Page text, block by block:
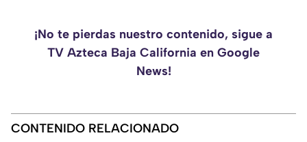
¡No te pierdas nuestro contenido, sigue a
TV Azteca Baja California en Google
News!
CONTENIDO RELACIONADO